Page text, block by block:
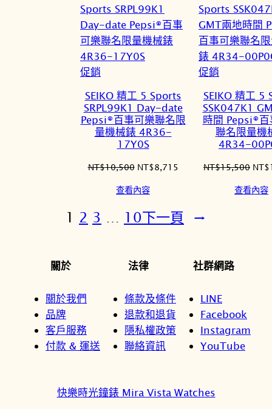
促銷
商
品
SEIKO 精工 5 Sports
SRPL99K1 Day-date
Pepsi®百事可樂聯名限
量機械錶 4R36-
17Y0S
NT$10,500 原
價
NT$10,500。
NT$8,715目
NT$8,715。
查看內容
促銷
商
品
SEIKO 精工 5
SSK047K1
時間 Pepsi®百
聯名限量機
4R34-
NT$15,500 原
價
NT$
查看內容
1 2 3 10下一頁 →
關於
關於我們
品牌
客戶服務
付款 & 運送
法律
條款及條件
退款和退貨
隱私權政策
聯絡資訊
社群網路
LINE
Facebook
Instagram
YouTube
快樂時光鐘錶 Mira Vista Watches